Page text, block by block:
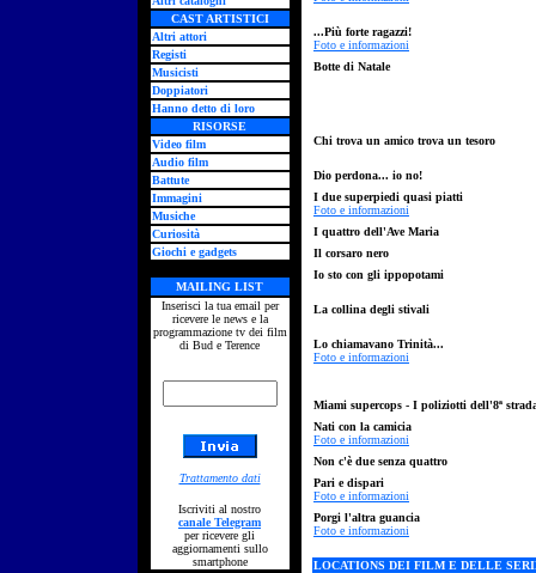
CAST ARTISTICI
Altri attori
Registi
Musicisti
Doppiatori
Hanno detto di loro
RISORSE
Video film
Audio film
Battute
Immagini
Musiche
Curiosità
Giochi e gadgets
MAILING LIST
Inserisci la tua email per
ricevere le news e la
programmazione tv dei film
di Bud e Terence
Trattamento dati
Iscriviti al nostro
canale Telegram
per ricevere gli
aggiornamenti sullo
smartphone
...Più forte ragazzi!
Foto e informazioni
Botte di Natale
Chi trova un amico trova un tesoro
Dio perdona... io no!
I due superpiedi quasi piatti
Foto e informazioni
I quattro dell'Ave Maria
Il corsaro nero
Io sto con gli ippopotami
La collina degli stivali
Lo chiamavano Trinità...
Foto e informazioni
Miami supercops - I poliziotti dell'8ª
Nati con la camicia
Foto e informazioni
Non c'è due senza quattro
Pari e dispari
Foto e informazioni
Porgi l'altra guancia
Foto e informazioni
LOCATIONS DEI FILM E DELLE